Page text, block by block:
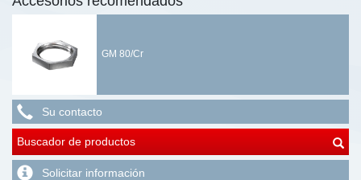
GM 80/Cr
Su contacto
Buscador de productos
Solicitar información